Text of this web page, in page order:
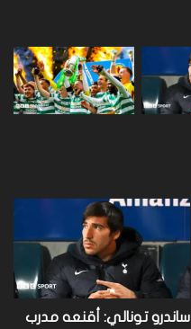
ساندرو تونالي: أقنعه مدرب